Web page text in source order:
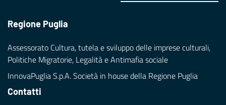
Regione Puglia
Assessorato Cultura, tutela e sviluppo delle imprese culturali,
Politiche Migratorie, Legalità e Antimafia sociale
InnovaPuglia S.p.A. Società in house della Regione Puglia
Contatti